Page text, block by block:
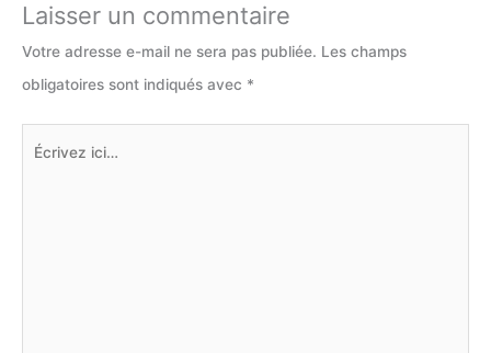
Laisser un commentaire
Votre adresse e-mail ne sera pas publiée. Les champs
obligatoires sont indiqués avec *